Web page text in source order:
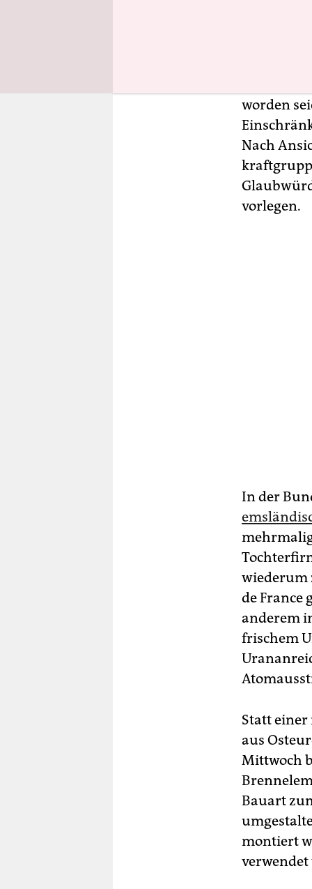
worden
Nach
vorlegen.
In der
wiederum
de France
anderem
frischem
Statt
aus
Mittwoch
Bauart
montiert
verwendet